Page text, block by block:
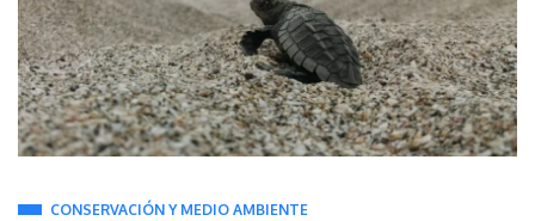
CONSERVACIÓN Y MEDIO AMBIENTE